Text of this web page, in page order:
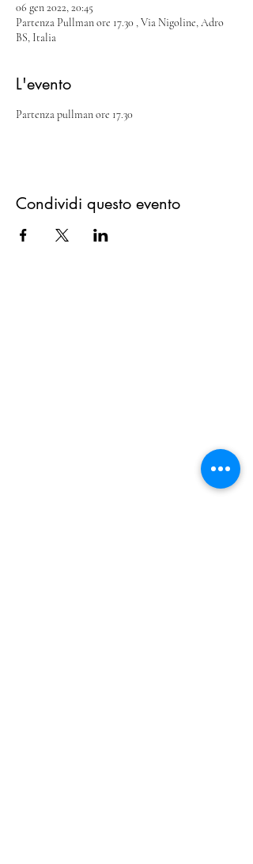
06 gen 2022, 20:45
Partenza Pullman ore 17.30 , Via Nigoline, Adro
BS, Italia
L'evento
Partenza pullman ore 17.30
Condividi questo evento